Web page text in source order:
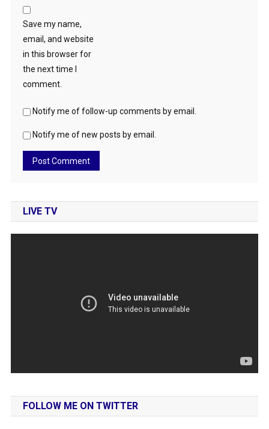
Save my name,
email, and website
in this browser for
the next time I
comment.
Notify me of follow-up comments by email.
Notify me of new posts by email.
LIVE TV
FOLLOW ME ON TWITTER